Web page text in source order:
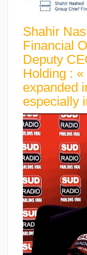
Shahir
Financial
Deputy
Holding :
expanded
especially